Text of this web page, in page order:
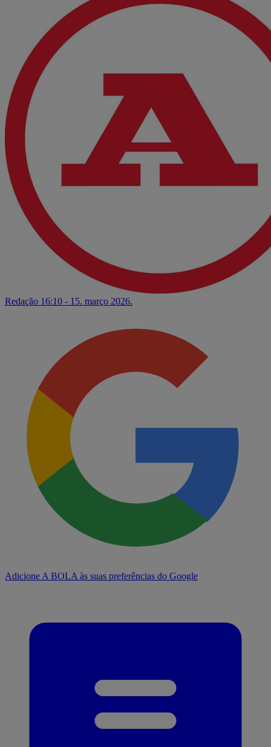
Redação 16:10 - 15. março 2026.
Adicione A BOLA às suas preferências do Google